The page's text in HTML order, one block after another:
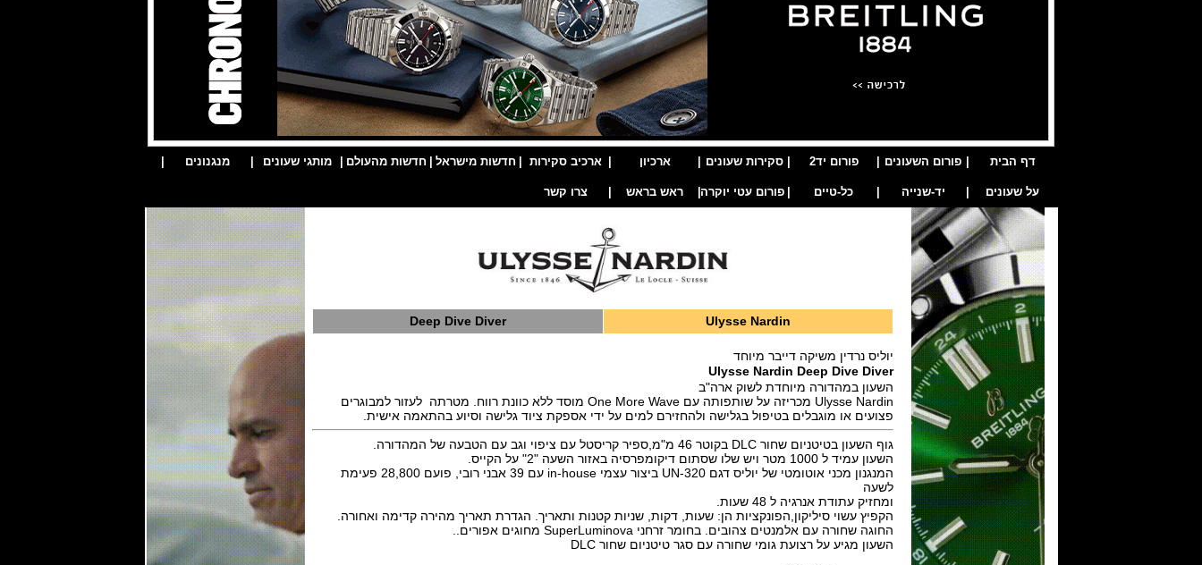
דף הבית פורום השעונים פורום יד2 סקירות שעונים ארכיון ארכיב סקירות חדשות מישראל חדשות מהעולם מותגי שעונים מנגנונים
על שעונים יד-שנייה כל-טיים פורום עטי יוקרה ראש בראש צרו קשר
Ulysse Nardin
Deep Dive Diver
יוליס נרדין משיקה דייבר מיוחד
Ulysse Nardin Deep Dive Diver
השעון במהדורה מיוחדת לשוק ארה"ב
Ulysse Nardin מכריזה על שותפותה עם One More Wave מוסד ללא כוונת רווח. מטרתה לעזור למבוגרים
פצועים או מוגבלים בטיפול בגלישה ולהחזירם למים על ידי אספקת ציוד גלישה וסיוע בהתאמה אישית.
גוף השעון בטיטניום שחור DLC בקוטר 46 מ"מ,ספיר קריסטל עם ציפוי וגב עם הטבעה של המהדורה.
השעון עמיד ל 1000 מטר ויש שלו שסתום דיקומפרסיה באזור השעה "2" על הקייס.
המנגנון מכני אוטומטי של יוליס דגם UN-320 ביצור עצמי in-house עם 39 אבני רובי, פועם 28,800 פעימת
לשעה
ומחזיק עתודת אנרגיה ל 48 שעות.
הקפיץ עשוי סיליקון,הפונקציות הן: שעות, דקות, שניות קטנות ותאריך. הגדרת תאריך מהירה קדימה ואחורה.
החוגה שחורה עם אלמנטים צהובים. בחומר זרחני SuperLuminova מחוגים אפורים..
השעון מגיע על רצועת גומי שחורה עם סגר טיטניום שחור DLC